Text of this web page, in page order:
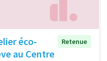
éco-
au Centre
Retenue